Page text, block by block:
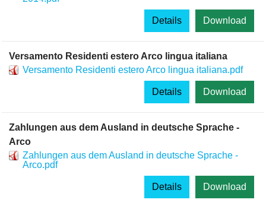
Download
Details
Versamento Residenti estero Arco lingua italiana
Versamento Residenti estero Arco lingua italiana.pdf
Download
Details
Zahlungen aus dem Ausland in deutsche Sprache -
Arco
Zahlungen aus dem Ausland in deutsche Sprache -
Arco.pdf
Download
Details